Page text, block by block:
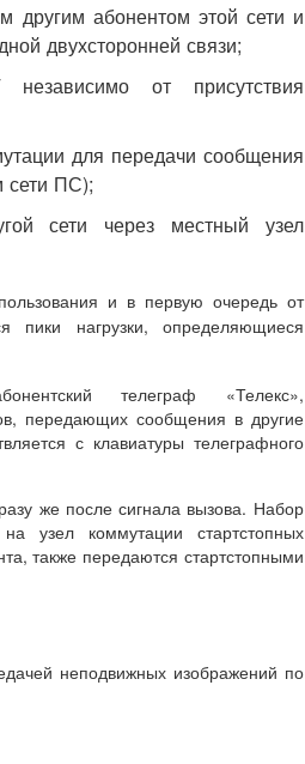
другим абонентом этой сети и
двухсторонней связи;
от присутствия
для передачи сообщения
сети ПС);
сети через местный узел
и в первую очередь от
пики нагрузки, определяющиеся
телеграф «Телекс»,
передающих сообщения в другие
с клавиатуры телеграфного
же после сигнала вызова. Набор
узел коммутации стартстопных
также передаются стартстопными
неподвижных изображений по